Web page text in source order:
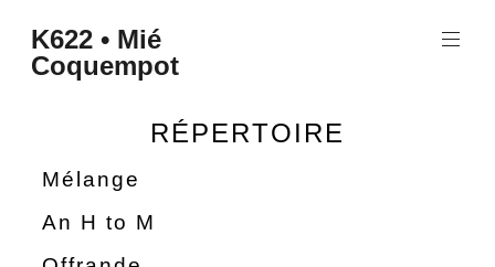
K622 • Mié
Coquempot
RÉPERTOIRE
Mélange
An H to M